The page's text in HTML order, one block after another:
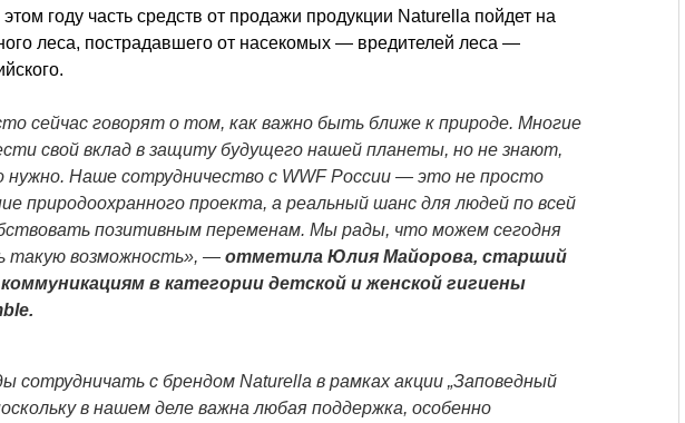
году часть средств от продажи продукции Naturella пойдет на
леса, пострадавшего от насекомых — вредителей леса —
сейчас говорят о том, как важно быть ближе к природе. Многие
свой вклад в защиту будущего нашей планеты, но не знают,
нужно. Наше сотрудничество с WWF России — это не просто
природоохранного проекта, а реальный шанс для людей по всей
позитивным переменам. Мы рады, что можем сегодня
такую возможность», — отметила Юлия Майорова, старший
в категории детской и женской гигиены
сотрудничать с брендом Naturella в рамках акции „Заповедный
в нашем деле важна любая поддержка, особенно